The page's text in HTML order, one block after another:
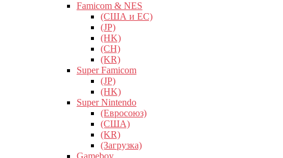
Famicom & NES
(США и ЕС)
(JP)
(HK)
(CH)
(KR)
Super Famicom
(JP)
(HK)
Super Nintendo
(Евросоюз)
(США)
(KR)
(Загрузка)